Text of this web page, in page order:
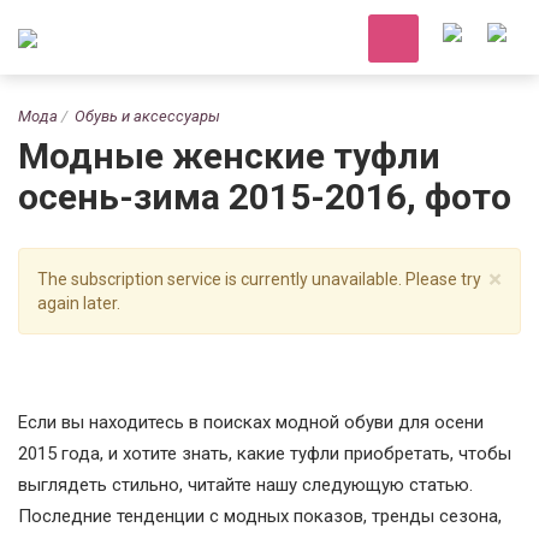
Мода Обувь и аксессуары
Модные женские туфли
осень-зима 2015-2016, фото
×
The subscription service is currently unavailable. Please try
again later.
Если вы находитесь в поисках модной обуви для осени
2015 года, и хотите знать, какие туфли приобретать, чтобы
выглядеть стильно, читайте нашу следующую статью.
Последние тенденции с модных показов, тренды сезона,